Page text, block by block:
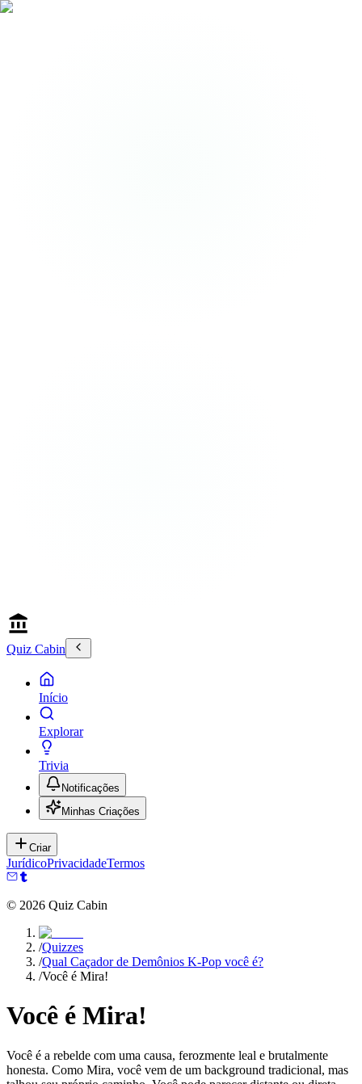
Quiz Cabin
Início
Explorar
Trivia
Notificações
Minhas Criações
Criar
JurídicoPrivacidadeTermos
© 2026 Quiz Cabin
/Quizzes
/Qual Caçador de Demônios K-Pop você é?
/Você é Mira!
Você é Mira!
Você é a rebelde com uma causa, ferozmente leal e brutalmente
honesta. Como Mira, você vem de um background tradicional, mas